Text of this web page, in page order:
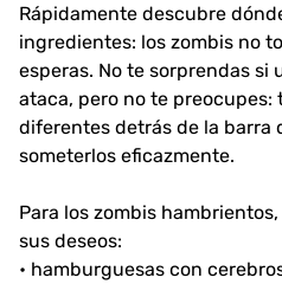
Rápidamente descubre
ingredientes: los zombis no
esperas. No te sorprendas
ataca, pero no te preocupes:
diferentes detrás de la barra
someterlos eficazmente.
Para los zombis
sus deseos:
• hamburguesas con